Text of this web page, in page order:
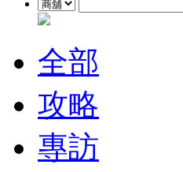
全部
攻略
專訪